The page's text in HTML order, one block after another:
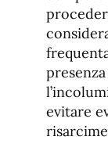
evitare